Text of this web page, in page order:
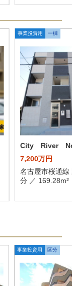
事業投資用 一棟
City River
7,200万円
名古屋市桜通線
分 ／ 169.28m²
事業投資用 区分